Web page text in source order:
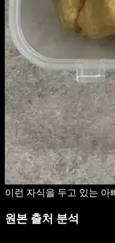
이런 자식을 두고 있는
원본 출처 분석